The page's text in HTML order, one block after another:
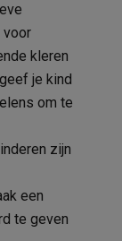
voor
kleren
je kind
om te
zijn
een
te geven